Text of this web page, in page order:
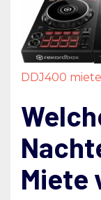
DDJ400
Miete